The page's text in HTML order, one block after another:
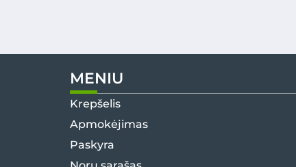
MENIU
Krepšelis
Apmokėjimas
Paskyra